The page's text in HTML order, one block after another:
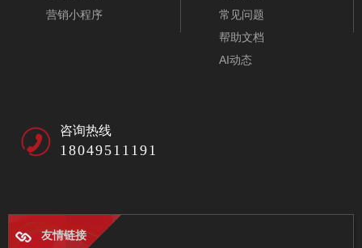
营销小程序
常见问题
帮助文档
AI动态
咨询热线
18049511191
友情链接